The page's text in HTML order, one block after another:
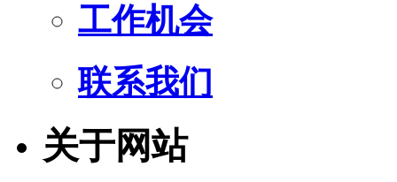
工作机会
联系我们
关于网站